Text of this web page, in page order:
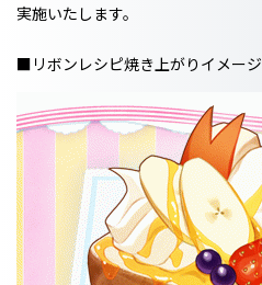
実施いたします。
■リボンレシピ焼き上がりイメージ